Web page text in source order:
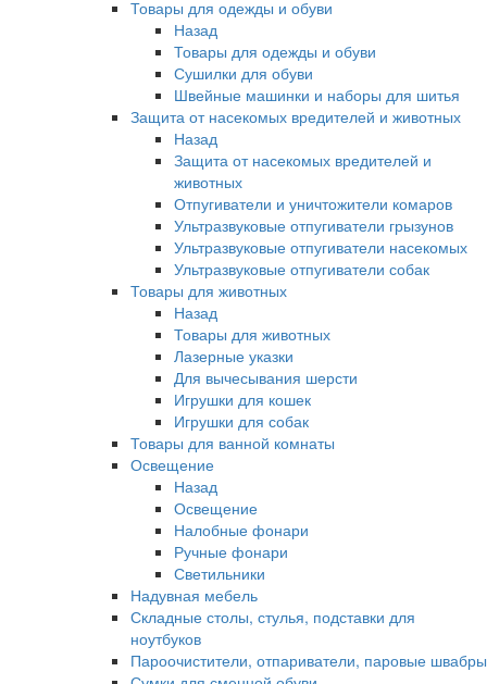
Товары для одежды и обуви
Назад
Товары для одежды и обуви
Сушилки для обуви
Швейные машинки и наборы для шитья
Защита от насекомых вредителей и животных
Назад
Защита от насекомых вредителей и
животных
Отпугиватели и уничтожители комаров
Ультразвуковые отпугиватели грызунов
Ультразвуковые отпугиватели насекомых
Ультразвуковые отпугиватели собак
Товары для животных
Назад
Товары для животных
Лазерные указки
Для вычесывания шерсти
Игрушки для кошек
Игрушки для собак
Товары для ванной комнаты
Освещение
Назад
Освещение
Налобные фонари
Ручные фонари
Светильники
Надувная мебель
Складные столы, стулья, подставки для
ноутбуков
Пароочистители, отпариватели, паровые швабры